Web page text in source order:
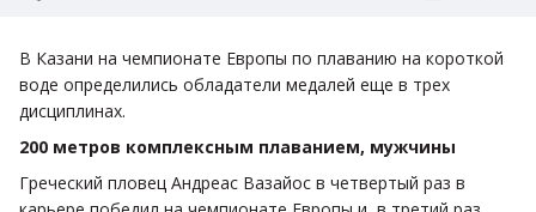
В Казани на чемпионате Европы по плаванию на короткой
воде определились обладатели медалей еще в трех
дисциплинах.
200 метров комплексным плаванием, мужчины
Греческий пловец Андреас Вазайос в четвертый раз в